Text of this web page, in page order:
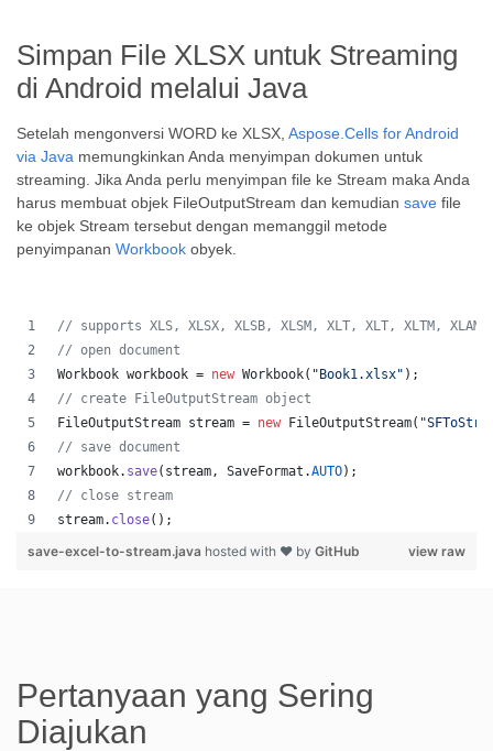
Simpan File XLSX untuk Streaming
di Android melalui Java
Setelah mengonversi WORD ke XLSX, Aspose.Cells for Android
via Java memungkinkan Anda menyimpan dokumen untuk
streaming. Jika Anda perlu menyimpan file ke Stream maka Anda
harus membuat objek FileOutputStream dan kemudian save file
ke objek Stream tersebut dengan memanggil metode
penyimpanan Workbook obyek.
// supports XLS, XLSX, XLSB, XLSM, XLT, XLT, XLTM,
// open document
Workbook workbook = new Workbook( "Book1.xlsx" );
// create FileOutputStream object
FileOutputStream stream = new FileOutputStream(
// save document
workbook. save( stream, SaveFormat .AUTO);
// close stream
stream. close();
view raw
save-excel-to-stream.java hosted with ❤ by GitHub
Pertanyaan yang Sering
Diajukan